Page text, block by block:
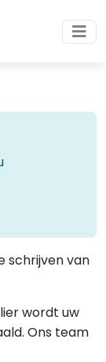
schrijven van
wordt uw
Ons team